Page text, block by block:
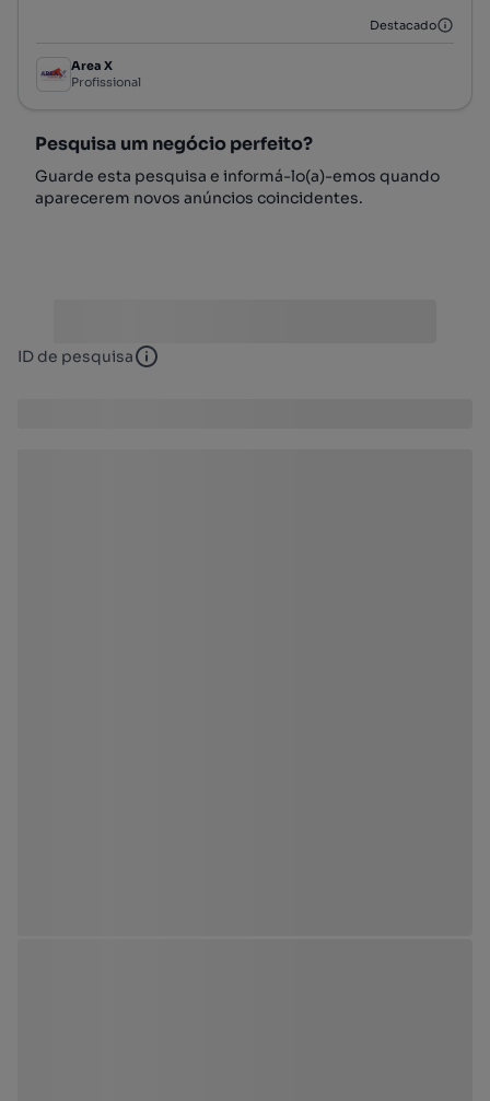
Destacado
Area X
Profissional
Pesquisa um negócio perfeito?
Guarde esta pesquisa e informá-lo(a)-emos quando
aparecerem novos anúncios coincidentes.
ID de pesquisa ID de pesquisa